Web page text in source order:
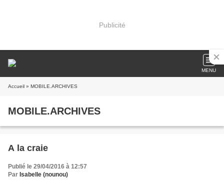
Publicité
MENU
Accueil » MOBILE.ARCHIVES
MOBILE.ARCHIVES
A la craie
Publié le 29/04/2016 à 12:57
Par Isabelle (nounou)